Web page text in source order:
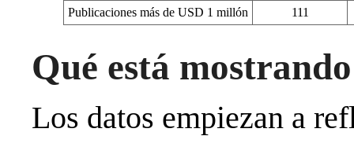
Publicaciones más de USD 1 millón
111
Qué está
Los datos empiezan a